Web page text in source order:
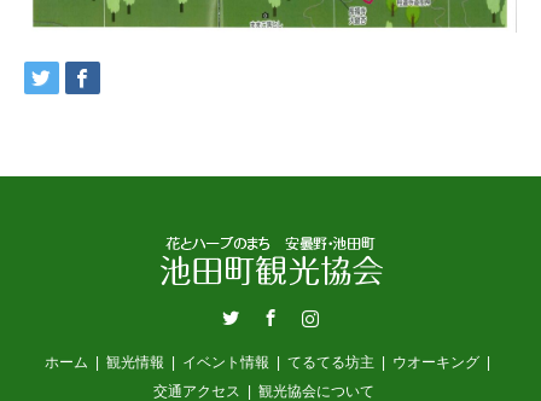
ホーム 観光情報 イベント情報 てるてる坊主
ウオーキング
交通アクセス
観光協会について